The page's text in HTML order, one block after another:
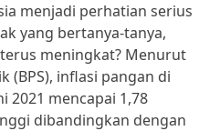
menjadi perhatian serius
yang bertanya-tanya,
meningkat? Menurut
(BPS), inflasi pangan di
2021 mencapai 1,78
dibandingkan dengan